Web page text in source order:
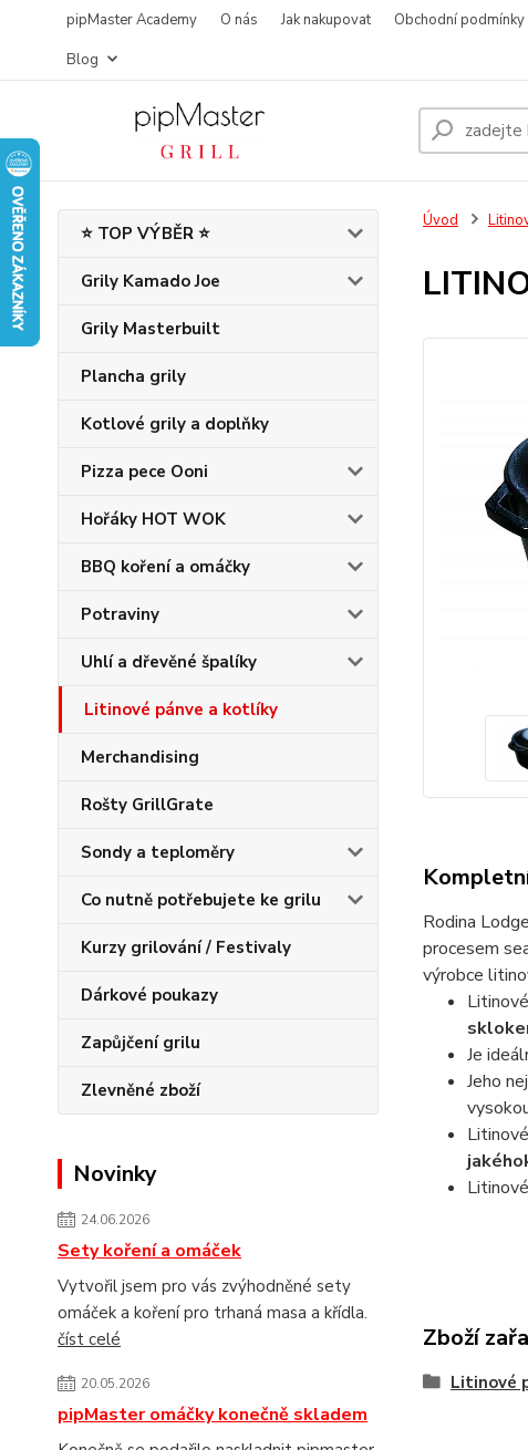
pipMaster Academy O nás Jak nakupovat Obchodní podmínky
Blog
⭐ TOP VÝBĚR ⭐
Grily Kamado Joe
Grily Masterbuilt
Plancha grily
Kotlové grily a doplňky
Pizza pece Ooni
Hořáky HOT WOK
BBQ koření a omáčky
Potraviny
Uhlí a dřevěné špalíky
Litinové pánve a kotlíky
Merchandising
Rošty GrillGrate
Sondy a teploměry
Co nutně potřebujete ke grilu
Kurzy grilování / Festivaly
Dárkové poukazy
Zapůjčení grilu
Zlevněné zboží
Novinky
24.06.2026
Sety koření a omáček
Vytvořil jsem pro vás zvýhodněné sety
omáček a koření pro trhaná masa a křídla.
číst celé
20.05.2026
pipMaster omáčky konečně skladem
Úvod
Rodina
procesem
výrobce
Je
Jeho
Zboží
Litinové